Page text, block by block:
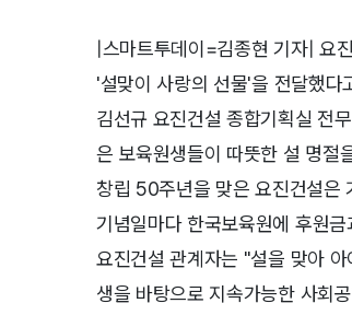
|스마트투데이=김종현 기자| 요
'설맞이 사랑의 선물'을 전달했다
김선규 요진건설 종합기획실 전
은 보육원생들이 따뜻한 설 명절
창립 50주년을 맞은 요진건설은
기념일마다 한국보육원에 후원
요진건설 관계자는 "설을 맞아
생을 바탕으로 지속가능한 사회